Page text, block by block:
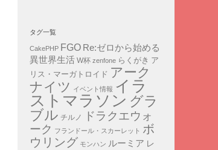
タグ一覧
CakePHP FGO Re:ゼロから始める
異世界生活 W杯 zenfone らくがき ア
リス・マーガトロイド アーク
ナイツ イベント情報 イラ
ストマラソン グラ
ブル チルノ
ドラクエウォ
ーク フランドール・スカーレット ボ
ウリング モンハン ルーミア レ